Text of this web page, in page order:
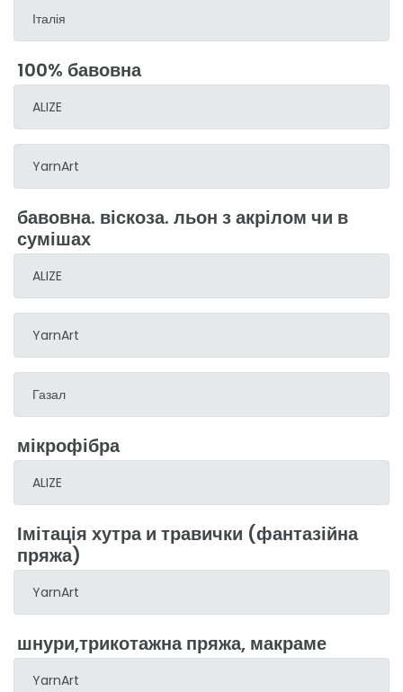
Італія
100% бавовна
ALIZE
YarnArt
бавовна. віскоза. льон з акрілом чи в
сумішах
ALIZE
YarnArt
Газал
мікрофібра
ALIZE
Імітація хутра и травички (фантазійна
пряжа)
YarnArt
шнури,трикотажна пряжа, макраме
YarnArt